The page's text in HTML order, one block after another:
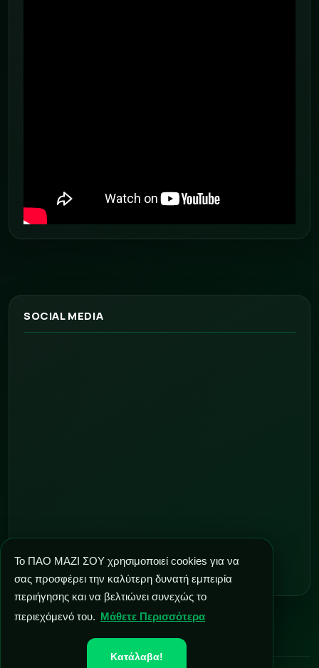
Το ΠΑΟ ΜΑΖΙ ΣΟΥ χρησιμοποιεί cookies για να
σας προσφέρει την καλύτερη δυνατή εμπειρία
περιήγησης και να βελτιώνει συνεχώς το
περιεχόμενό του. Μάθετε Περισσότερα
Κατάλαβα!
SOCIAL MEDIA